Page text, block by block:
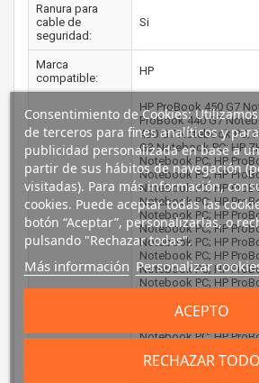
Ranura para
cable de
seguridad:
Si
Marca
compatible:
HP
HP ProBook 450 G7
ProBook 440 G7
430 G7 Notebook PC;
G3 Notebook PC; HP
Notebook PC; HP
Notebook PC; HP
Notebook PC; HP
Notebook PC; HP
Notebook PC; HP
Notebook PC; HP
Notebook PC; HP
Notebook PC; HP
Notebook PC; HP
Notebook PC; HP
Notebook PC; HP
Notebook PC; HP
Notebook PC; HP
Consentimiento de Cookies:
de terceros para fines analíticos y
publicidad personalizada en base a
partir de sus hábitos de navegación
visitadas). Para más información,
cookies. Puede aceptar todas las
botón “Aceptar”, personalizarlas, o
pulsando "Rechazar todas".
Más información Personalizar
RECHAZAR TODO
ACEPTO